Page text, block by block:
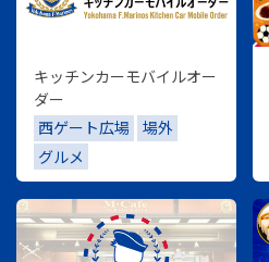
キッチンカーモバイルオー
ダー
西ゲート広場
場外
グルメ